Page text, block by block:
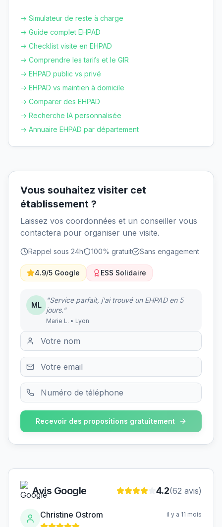
→ Simulateur de reste à charge
→ Guide complet EHPAD
→ Checklist visite en EHPAD
→ Comprendre les tarifs et le GIR
→ EHPAD public vs privé
→ EHPAD vs maintien à domicile
→ Comparer des EHPAD
→ Recherche IA personnalisée
→ Annuaire EHPAD par département
Vous souhaitez visiter cet
établissement ?
Laissez vos coordonnées et un conseiller vous
contactera pour organiser une visite.
Rappel sous 24h 100% gratuit Sans engagement
4.9/5 Google ESS Solidaire
ML
"Service parfait, j'ai trouvé un EHPAD en 5
jours."
Marie L. • Lyon
Recevoir des propositions gratuitement
Avis Google 4.2(62 avis)
Christine Ostrom il y a 11 mois